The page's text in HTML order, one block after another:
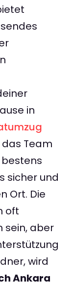
in
Team
bestens
sicher und
Ort. Die
oft
sein, aber
wird
Ankara